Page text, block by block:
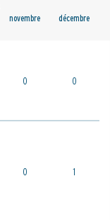
novembre décembre
0 0
0 1